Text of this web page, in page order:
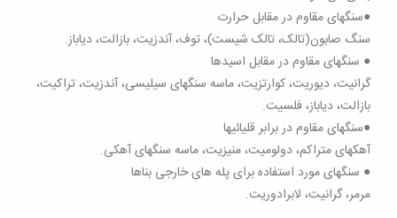
●سنگهای مقاوم در مقابل حرارت
سنگ صابون(تالک، تالک شیست)، توف، آندزیت، بازالت، دیاباز.
● سنگهای مقاوم در مقابل اسیدها
گرانیت، دیوریت، کوارتزیت، ماسه سنگهای سیلیسی، آندزیت، تراکیت،
بازالت، دیاباز، فلسیت.
●سنگهای مقاوم در برابر قلیائیها
آهکهای متراکم، دولومیت، منیزیت، ماسه سنگهای آهکی.
● سنگهای مورد استفاده برای پله های خارجی بناها
مرمر، گرانیت، لابرادوریت.